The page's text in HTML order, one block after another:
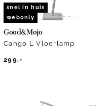
snel in huis
webonly
Good&Mojo
Cango L Vloerlamp
299.-